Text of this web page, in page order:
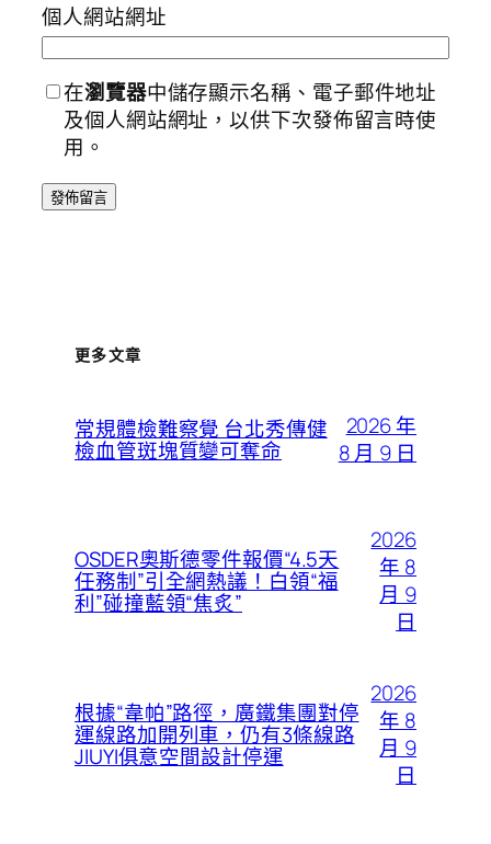
個人網站網址
在瀏覽器中儲存顯示名稱、電子郵件地址
及個人網站網址，以供下次發佈留言時使
用。
更多文章
常規體檢難察覺 台北秀傳健
檢血管斑塊質變可奪命
2026 年
8 月 9 日
OSDER奧斯德零件報價“4.5天
任務制”引全網熱議！白領“福
利”碰撞藍領“焦炙”
2026
年 8
月 9
日
根據“韋帕”路徑，廣鐵集團對停
運線路加開列車，仍有3條線路
JIUYI俱意空間設計停運
2026
年 8
月 9
日